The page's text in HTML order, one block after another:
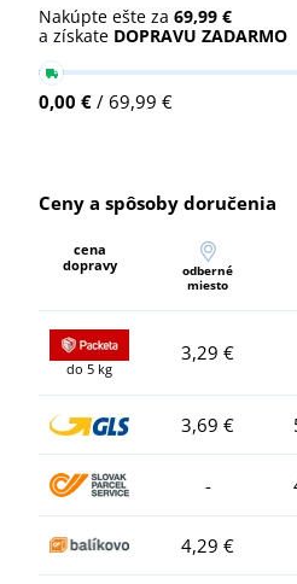
Nakúpte ešte za 69,99 €
a získate DOPRAVU ZADARMO
0,00 € / 69,99 €
Ceny a spôsoby doručenia
cena
dopravy
odberné
miesto
do 5 kg
3,29 €
3,69 €
-
4,29 €